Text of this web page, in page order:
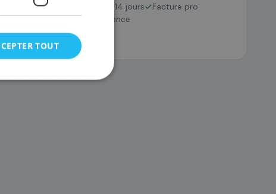
TN-248VAL Retour 14 jours
Facture pro
SAV France
TOUT